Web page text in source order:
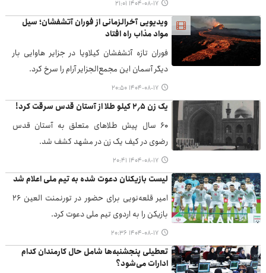
۱۴۰۴-۰۸-۱۷ ۲۱:۰۱
ویدیویی آخرالزمانی از فوران آتشفشان؛ سیل
مواد مذاب راه افتاد
فوران تازه آتشفشان کیلاویا در جزایر هاوایی بار
دیگر آسمان این مجمع‌الجزایر آرام را سرخ کرد.
۱۴۰۴-۰۸-۱۷ ۲۰:۵۰
یک زن ۲٫۵ کیلو طلا از آستان قدس سرقت کرد!
۶۰ سال پیش طلاهای متعلق به آستان قدس
رضوی در کیف یک زن در مشهد کشف شد.
۱۴۰۴-۰۸-۱۷ ۲۰:۴۱
لیست بازیکنان دعوت شده به تیم ملی اعلام شد
امیر قلعه‌نویی برای حضور در تورنمنت العین ٢۶
بازیکن را به اردوی تیم ملی دعوت کرد.
۱۴۰۴-۰۸-۱۷ ۲۰:۳۶
تعطیلی پنجشنبه‌ها شامل حال کارمندان کدام
ادارات می‌شود؟